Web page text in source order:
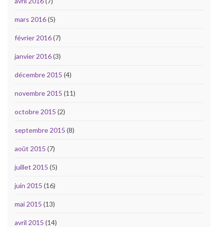
mars 2016(5)
février 2016(7)
janvier 2016(3)
décembre 2015 (4)
novembre 2015 (11)
octobre 2015 (2)
septembre 2015 (8)
août 2015 (7)
juillet 2015 (5)
juin 2015 (16)
mai 2015 (13)
avril 2015 (14)